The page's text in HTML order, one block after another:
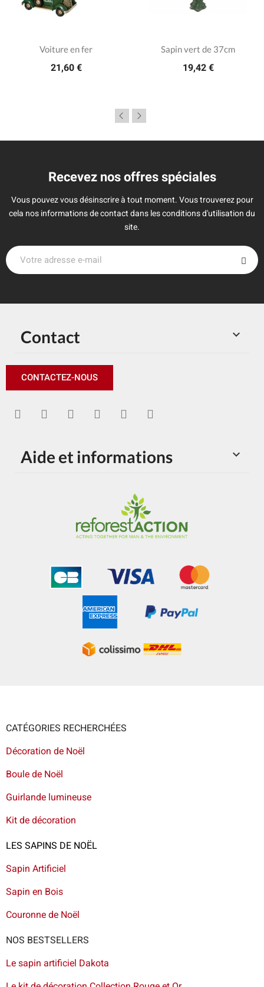
Voiture en fer
21,60 €
Sapin vert de 37cm
19,42 €
Recevez nos offres spéciales
Vous pouvez vous désinscrire à tout moment. Vous trouverez pour
cela nos informations de contact dans les conditions d'utilisation du
site.

Contact
CONTACTEZ-NOUS

Aide et informations
CATÉGORIES RECHERCHÉES
Décoration de Noël
Boule de Noël
Guirlande lumineuse
Kit de décoration
LES SAPINS DE NOËL
Sapin Artificiel
Sapin en Bois
Couronne de Noël
NOS BESTSELLERS
Le sapin artificiel Dakota